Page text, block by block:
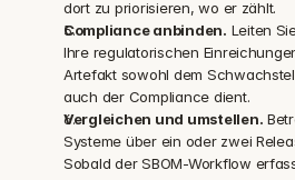
dort zu priorisieren, wo er zählt.
Compliance anbinden. Leiten
Ihre regulatorischen
Artefakt sowohl dem
auch der Compliance dient.
Vergleichen und umstellen.
Systeme über ein oder zwei
Sobald der SBOM-Workflow